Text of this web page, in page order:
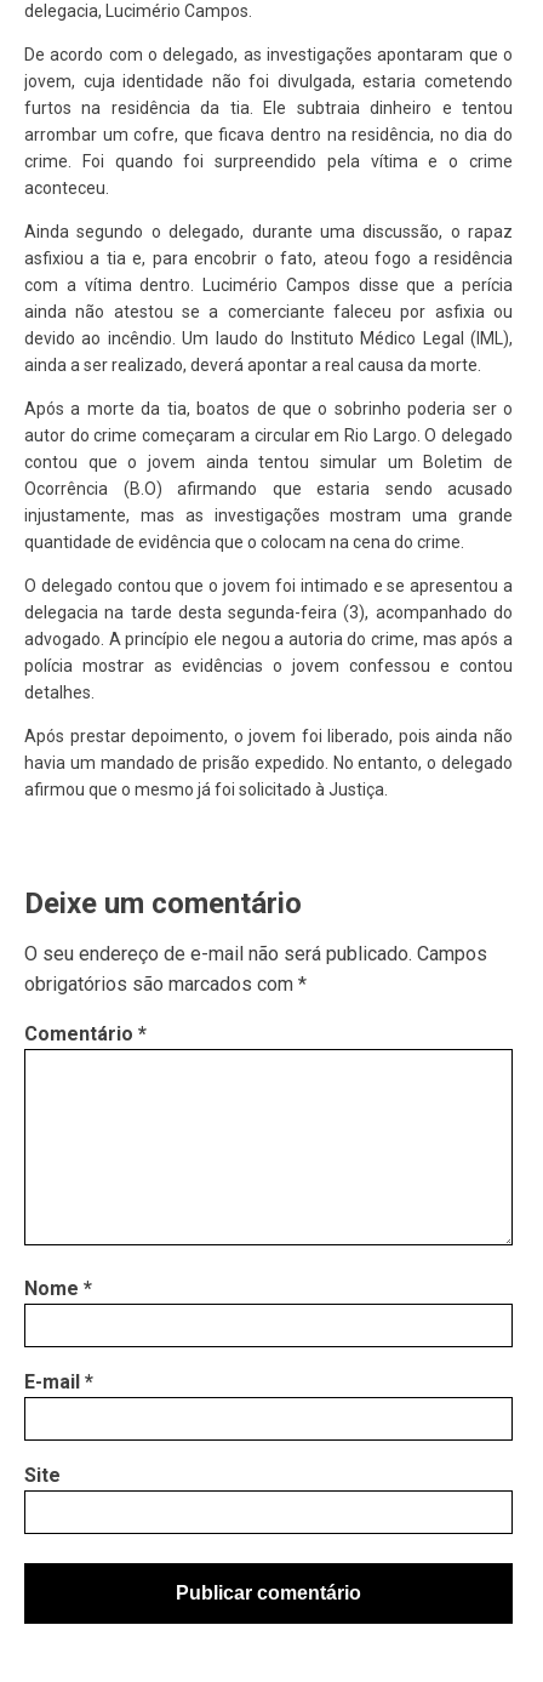
delegacia, Lucimério Campos.
De acordo com o delegado, as investigações apontaram que o
jovem, cuja identidade não foi divulgada, estaria cometendo
furtos na residência da tia. Ele subtraia dinheiro e tentou
arrombar um cofre, que ficava dentro na residência, no dia do
crime. Foi quando foi surpreendido pela vítima e o crime
aconteceu.
Ainda segundo o delegado, durante uma discussão, o rapaz
asfixiou a tia e, para encobrir o fato, ateou fogo a residência
com a vítima dentro. Lucimério Campos disse que a perícia
ainda não atestou se a comerciante faleceu por asfixia ou
devido ao incêndio. Um laudo do Instituto Médico Legal (IML),
ainda a ser realizado, deverá apontar a real causa da morte.
Após a morte da tia, boatos de que o sobrinho poderia ser o
autor do crime começaram a circular em Rio Largo. O delegado
contou que o jovem ainda tentou simular um Boletim de
Ocorrência (B.O) afirmando que estaria sendo acusado
injustamente, mas as investigações mostram uma grande
quantidade de evidência que o colocam na cena do crime.
O delegado contou que o jovem foi intimado e se apresentou a
delegacia na tarde desta segunda-feira (3), acompanhado do
advogado. A princípio ele negou a autoria do crime, mas após a
polícia mostrar as evidências o jovem confessou e contou
detalhes.
Após prestar depoimento, o jovem foi liberado, pois ainda não
havia um mandado de prisão expedido. No entanto, o delegado
afirmou que o mesmo já foi solicitado à Justiça.
Deixe um comentário
O seu endereço de e-mail não será publicado. Campos
obrigatórios são marcados com *
Comentário *
Nome *
E-mail *
Site